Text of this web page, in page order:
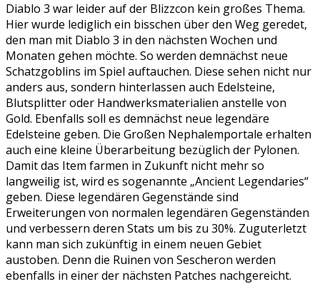
Diablo 3 war leider auf der Blizzcon kein großes Thema.
Hier wurde lediglich ein bisschen über den Weg geredet,
den man mit Diablo 3 in den nächsten Wochen und
Monaten gehen möchte. So werden demnächst neue
Schatzgoblins im Spiel auftauchen. Diese sehen nicht nur
anders aus, sondern hinterlassen auch Edelsteine,
Blutsplitter oder Handwerksmaterialien anstelle von
Gold. Ebenfalls soll es demnächst neue legendäre
Edelsteine geben. Die Großen Nephalemportale erhalten
auch eine kleine Überarbeitung bezüglich der Pylonen.
Damit das Item farmen in Zukunft nicht mehr so
langweilig ist, wird es sogenannte „Ancient Legendaries“
geben. Diese legendären Gegenstände sind
Erweiterungen von normalen legendären Gegenständen
und verbessern deren Stats um bis zu 30%. Zuguterletzt
kann man sich zukünftig in einem neuen Gebiet
austoben. Denn die Ruinen von Sescheron werden
ebenfalls in einer der nächsten Patches nachgereicht.